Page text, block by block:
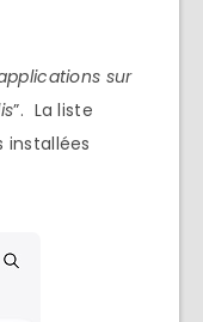
sur
”. La liste
installées